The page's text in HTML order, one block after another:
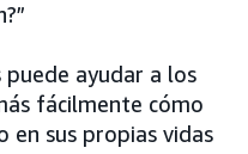
ayudar a los
fácilmente cómo
en sus propias vidas